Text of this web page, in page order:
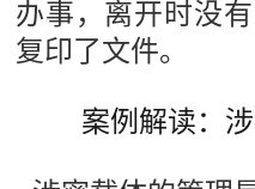
办事，离开时没
复印了文件。
案例解读：